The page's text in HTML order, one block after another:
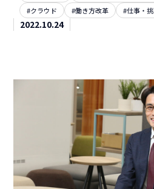
#クラウド
#働き方改革 #仕事・
2022.10.24